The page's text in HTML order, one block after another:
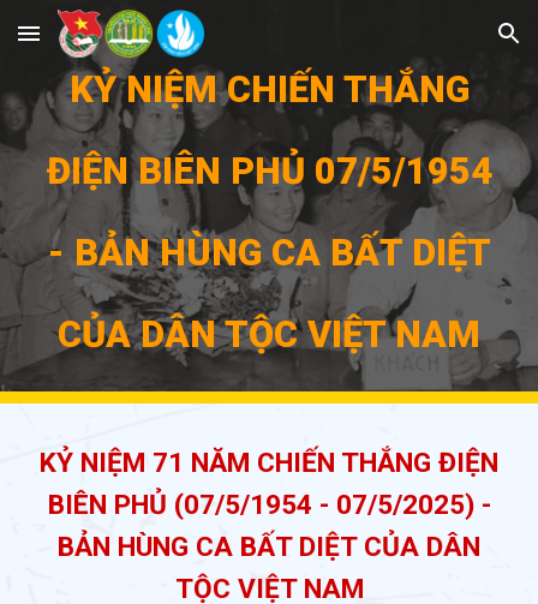
Skip to main content Skip to navigation
KỶ NIỆM CHIẾN THẮNG
ĐIỆN BIÊN PHỦ 07/5/1954
- BẢN HÙNG CA BẤT DIỆT
CỦA DÂN TỘC VIỆT NAM
KỶ NIỆM 71 NĂM CHIẾN THẮNG ĐIỆN
BIÊN PHỦ (07/5/1954 - 07/5/2025) -
BẢN HÙNG CA BẤT DIỆT CỦA DÂN
TỘC VIỆT NAM